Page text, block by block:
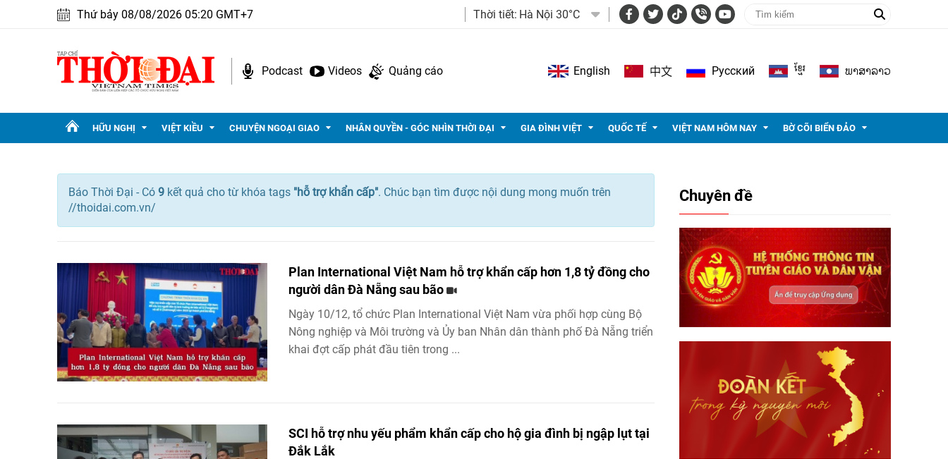
Thứ bảy 08/08/2026 05:20 GMT+7 Thời tiết: Hà Nội 30°C
Podcast Videos Quảng cáo English 中文 Pусский ខ្មែរ ພາ​ສາ​ລາວ
HỮU NGHỊ VIỆT KIỀU CHUYỆN NGOẠI GIAO NHÂN QUYỀN - GÓC NHÌN THỜI ĐẠI GIA ĐÌNH VIỆT QUỐC TẾ VIỆT NAM HÔM NAY BỜ CÕI BIỂN ĐẢO
Báo Thời Đại - Có 9 kết quả cho từ khóa tags "hỗ trợ khẩn cấp". Chúc bạn tìm được nội dung mong muốn trên
//thoidai.com.vn/
Plan International Việt Nam hỗ trợ khẩn cấp hơn 1,8 tỷ đồng cho
người dân Đà Nẵng sau bão
Ngày 10/12, tổ chức Plan International Việt Nam vừa phối hợp cùng Bộ
Nông nghiệp và Môi trường và Ủy ban Nhân dân thành phố Đà Nẵng triển
khai đợt cấp phát đầu tiên trong ...
SCI hỗ trợ nhu yếu phẩm khẩn cấp cho hộ gia đình bị ngập lụt tại
Đắk Lắk
Chuyên đề